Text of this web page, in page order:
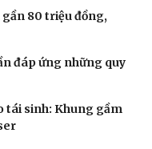
80 triệu đồng,
đáp ứng những quy
tái sinh: Khung gầm